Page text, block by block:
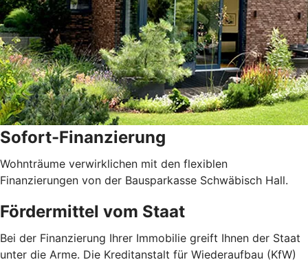
Sofort-Finanzierung
Wohnträume verwirklichen mit den flexiblen
Finanzierungen von der Bausparkasse Schwäbisch Hall.
Fördermittel vom Staat
Bei der Finanzierung Ihrer Immobilie greift Ihnen der Staat
unter die Arme. Die Kreditanstalt für Wiederaufbau (KfW)